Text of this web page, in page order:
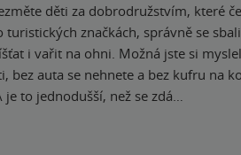
děti za dobrodružstvím, které
turistických značkách, správně se
i vařit na ohni. Možná jste si
bez auta se nehnete a bez kufru na
je to jednodušší, než se zdá…